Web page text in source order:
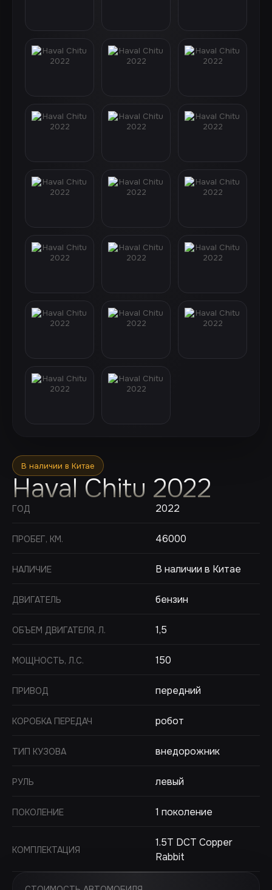
В наличии в Китае
Haval Chitu 2022
ГОД 2022
ПРОБЕГ, КМ. 46000
НАЛИЧИЕ В наличии в Китае
ДВИГАТЕЛЬ бензин
ОБЪЕМ ДВИГАТЕЛЯ, Л. 1,5
МОЩНОСТЬ, Л.С. 150
ПРИВОД передний
КОРОБКА ПЕРЕДАЧ робот
ТИП КУЗОВА внедорожник
РУЛЬ левый
ПОКОЛЕНИЕ 1 поколение
КОМПЛЕКТАЦИЯ
1.5T DCT Copper
Rabbit